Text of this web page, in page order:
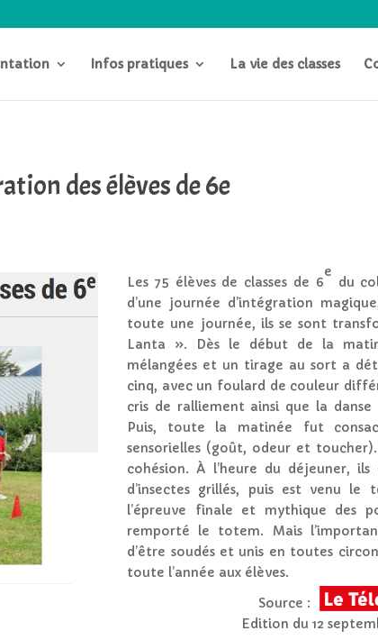
Infos pratiques La vie des classes
des élèves de 6e
Les 75 élèves de classes de 6
e
du
d’une journée d’intégration
toute une journée, ils se sont
Lanta ». Dès le début de la
mélangées et un tirage au sort a
cinq, avec un foulard de couleur
cris de ralliement ainsi que la
Puis, toute la matinée fut
sensorielles (goût, odeur et
cohésion. À l’heure du déjeuner,
d’insectes grillés, puis est venu le
l’épreuve finale et mythique des
remporté le totem. Mais
d’être soudés et unis en toutes
toute l’année aux élèves.
Source :
Edition du 12